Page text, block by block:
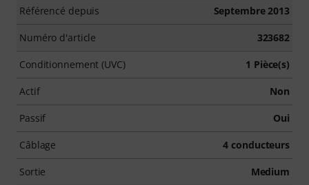
Référencé depuis Septembre 2013
Numéro d'article 323682
Conditionnement (UVC) 1 Pièce(s)
Actif Non
Passif Oui
Câblage 4 conducteurs
Sortie Medium